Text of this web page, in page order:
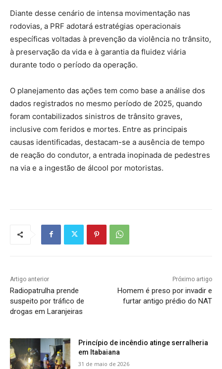
Diante desse cenário de intensa movimentação nas
rodovias, a PRF adotará estratégias operacionais
específicas voltadas à prevenção da violência no trânsito,
à preservação da vida e à garantia da fluidez viária
durante todo o período da operação.
O planejamento das ações tem como base a análise dos
dados registrados no mesmo período de 2025, quando
foram contabilizados sinistros de trânsito graves,
inclusive com feridos e mortes. Entre as principais
causas identificadas, destacam-se a ausência de tempo
de reação do condutor, a entrada inopinada de pedestres
na via e a ingestão de álcool por motoristas.
Artigo anterior
Radiopatrulha prende
suspeito por tráfico de
drogas em Laranjeiras
Próximo artigo
Homem é preso por invadir e
furtar antigo prédio do NAT
Princípio de incêndio atinge serralheria
em Itabaiana
31 de maio de 2026